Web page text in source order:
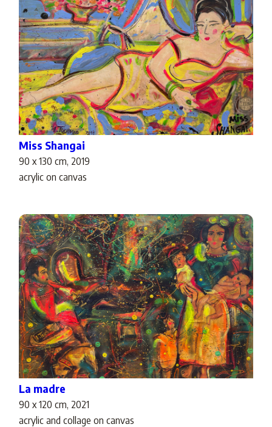
Miss Shangai
90 x 130 cm, 2019
acrylic on canvas
La madre
90 x 120 cm, 2021
acrylic and collage on canvas